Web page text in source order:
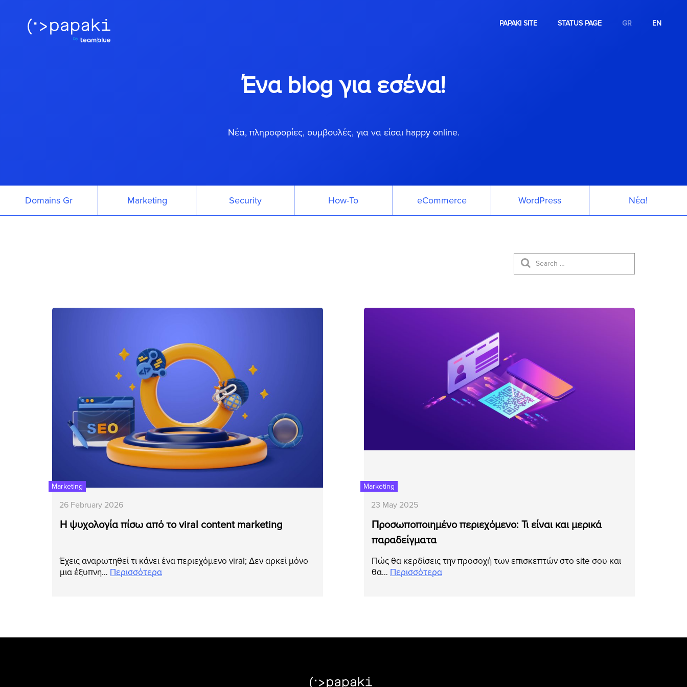
PAPAKI SITE STATUS PAGE GR EN
Ένα blog για εσένα!
Νέα, πληροφορίες, συμβουλές, για να είσαι happy online.
Domains Gr Marketing Security How-To eCommerce WordPress Νέα!
Marketing
26 February 2026
Η ψυχολογία πίσω από το viral content marketing
Έχεις αναρωτηθεί τι κάνει ένα περιεχόμενο viral; Δεν αρκεί μόνο
μια έξυπνη… Περισσότερα
Marketing
23 May 2025
Προσωποποιημένο περιεχόμενο: Τι είναι και μερικά
παραδείγματα
Πώς θα κερδίσεις την προσοχή των επισκεπτών στο site σου και
θα… Περισσότερα